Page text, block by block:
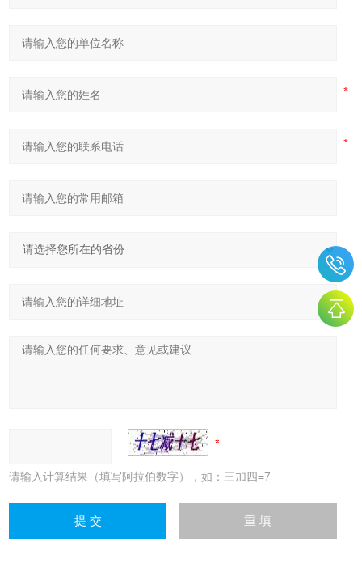
请输入计算结果（填写阿拉伯数字），如：三加四=7